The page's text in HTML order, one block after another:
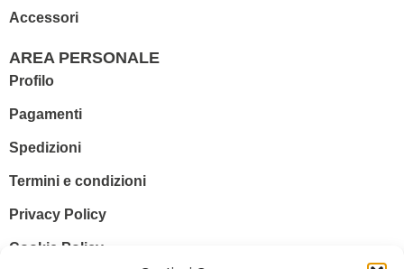
Accessori
AREA PERSONALE
Profilo
Pagamenti
Spedizioni
Termini e condizioni
Privacy Policy
Cookie Policy